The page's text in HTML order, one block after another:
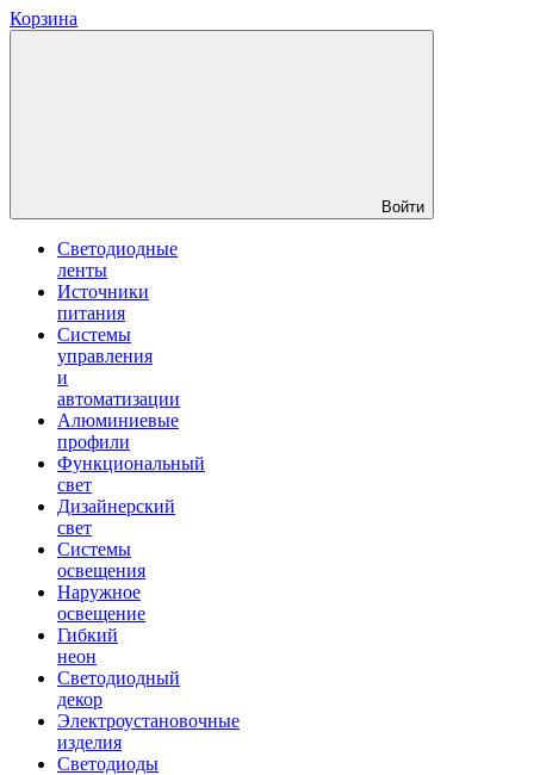
Корзина
Войти
Светодиодные
ленты
Источники
питания
Системы
управления
и
автоматизации
Алюминиевые
профили
Функциональный
свет
Дизайнерский
свет
Системы
освещения
Наружное
освещение
Гибкий
неон
Светодиодный
декор
Электроустановочные
изделия
Светодиоды